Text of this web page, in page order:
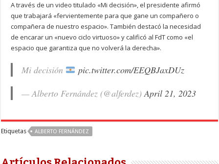
A través de un video titulado «Mi decisión», el presidente afirmó
que trabajará «fervientemente para que gane un compañero o
compañera de nuestro espacio». También destacó la necesidad
de encarar un «nuevo ciclo virtuoso» y calificó al FdT como «el
espacio que garantiza que no volverá la derecha».
Mi decisión
pic.twitter.com/EEQBJaxDUz
— Alberto Fernández (@alferdez)April 21, 2023
Etiquetas ALBERTO FERNÁNDEZ